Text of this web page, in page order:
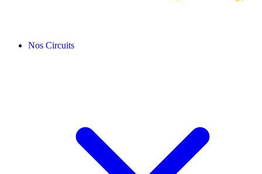
Nos Circuits